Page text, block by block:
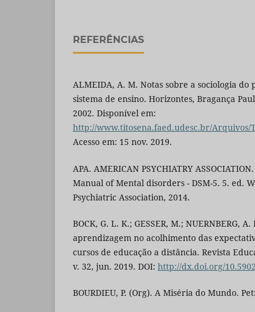
REFERÊNCIAS
ALMEIDA, A. M. Notas sobre a sociologia do
sistema de ensino. Horizontes, Bragança
2002. Disponível em:
http://www.titosena.faed.udesc.br/Arquivos/
Acesso em: 15 nov. 2019.
APA. AMERICAN PSYCHIATRY
Manual of Mental disorders - DSM-5. 5. ed.
Psychiatric Association, 2014.
BOCK, G. L. K.; GESSER, M.; NUERNBERG,
aprendizagem no acolhimento das
cursos de educação a distância. Revista
v. 32, jun. 2019. DOI: http://dx.doi.org/
BOURDIEU, P. (Org). A Miséria do Mundo.